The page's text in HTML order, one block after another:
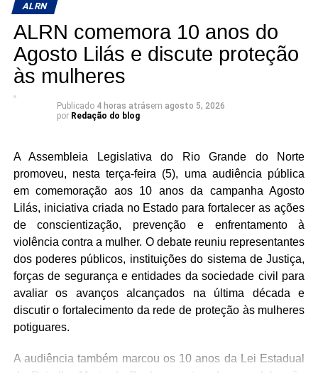
ALRN
ALRN comemora 10 anos do
Agosto Lilás e discute proteção
às mulheres
Publicado 4 horas atrásem agosto 5, 2026
por Redação do blog
A Assembleia Legislativa do Rio Grande do Norte
promoveu, nesta terça-feira (5), uma audiência pública
em comemoração aos 10 anos da campanha Agosto
Lilás, iniciativa criada no Estado para fortalecer as ações
de conscientização, prevenção e enfrentamento à
violência contra a mulher. O debate reuniu representantes
dos poderes públicos, instituições do sistema de Justiça,
forças de segurança e entidades da sociedade civil para
avaliar os avanços alcançados na última década e
discutir o fortalecimento da rede de proteção às mulheres
potiguares.
A audiência também marcou os 10 anos da Lei Estadual